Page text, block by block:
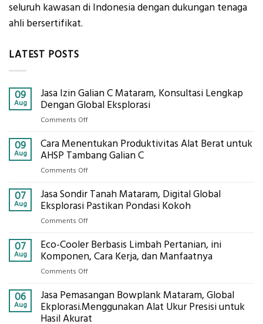
seluruh kawasan di Indonesia dengan dukungan tenaga
ahli bersertifikat.
LATEST POSTS
09
Aug
Jasa Izin Galian C Mataram, Konsultasi Lengkap
Dengan Global Eksplorasi
Comments Offon
Izin
Galian
Lengkap
Dengan
Global
09
Aug
Cara Menentukan Produktivitas Alat Berat untuk
AHSP Tambang Galian C
Comments Offon
Menentukan
Produktivitas
AHSP
Tambang
Galian
07
Aug
Jasa Sondir Tanah Mataram, Digital Global
Eksplorasi Pastikan Pondasi Kokoh
Comments Offon
Sondir
Tanah
Eksplorasi
Pastikan
Pondasi
07
Aug
Eco-Cooler Berbasis Limbah Pertanian, ini
Komponen, Cara Kerja, dan Manfaatnya
Comments Offon
Cooler
Berbasis
Limbah
06
Aug
Jasa Pemasangan Bowplank Mataram, Global
Ekplorasi.Menggunakan Alat Ukur Presisi untuk
Hasil Akurat